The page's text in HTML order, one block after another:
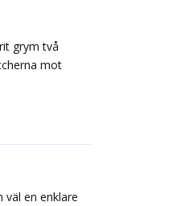
grym två
mot
väl en enklare